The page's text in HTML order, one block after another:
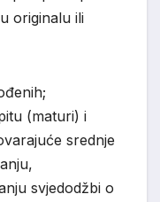
originalu ili
(maturi) i
srednje
svjedodžbi o